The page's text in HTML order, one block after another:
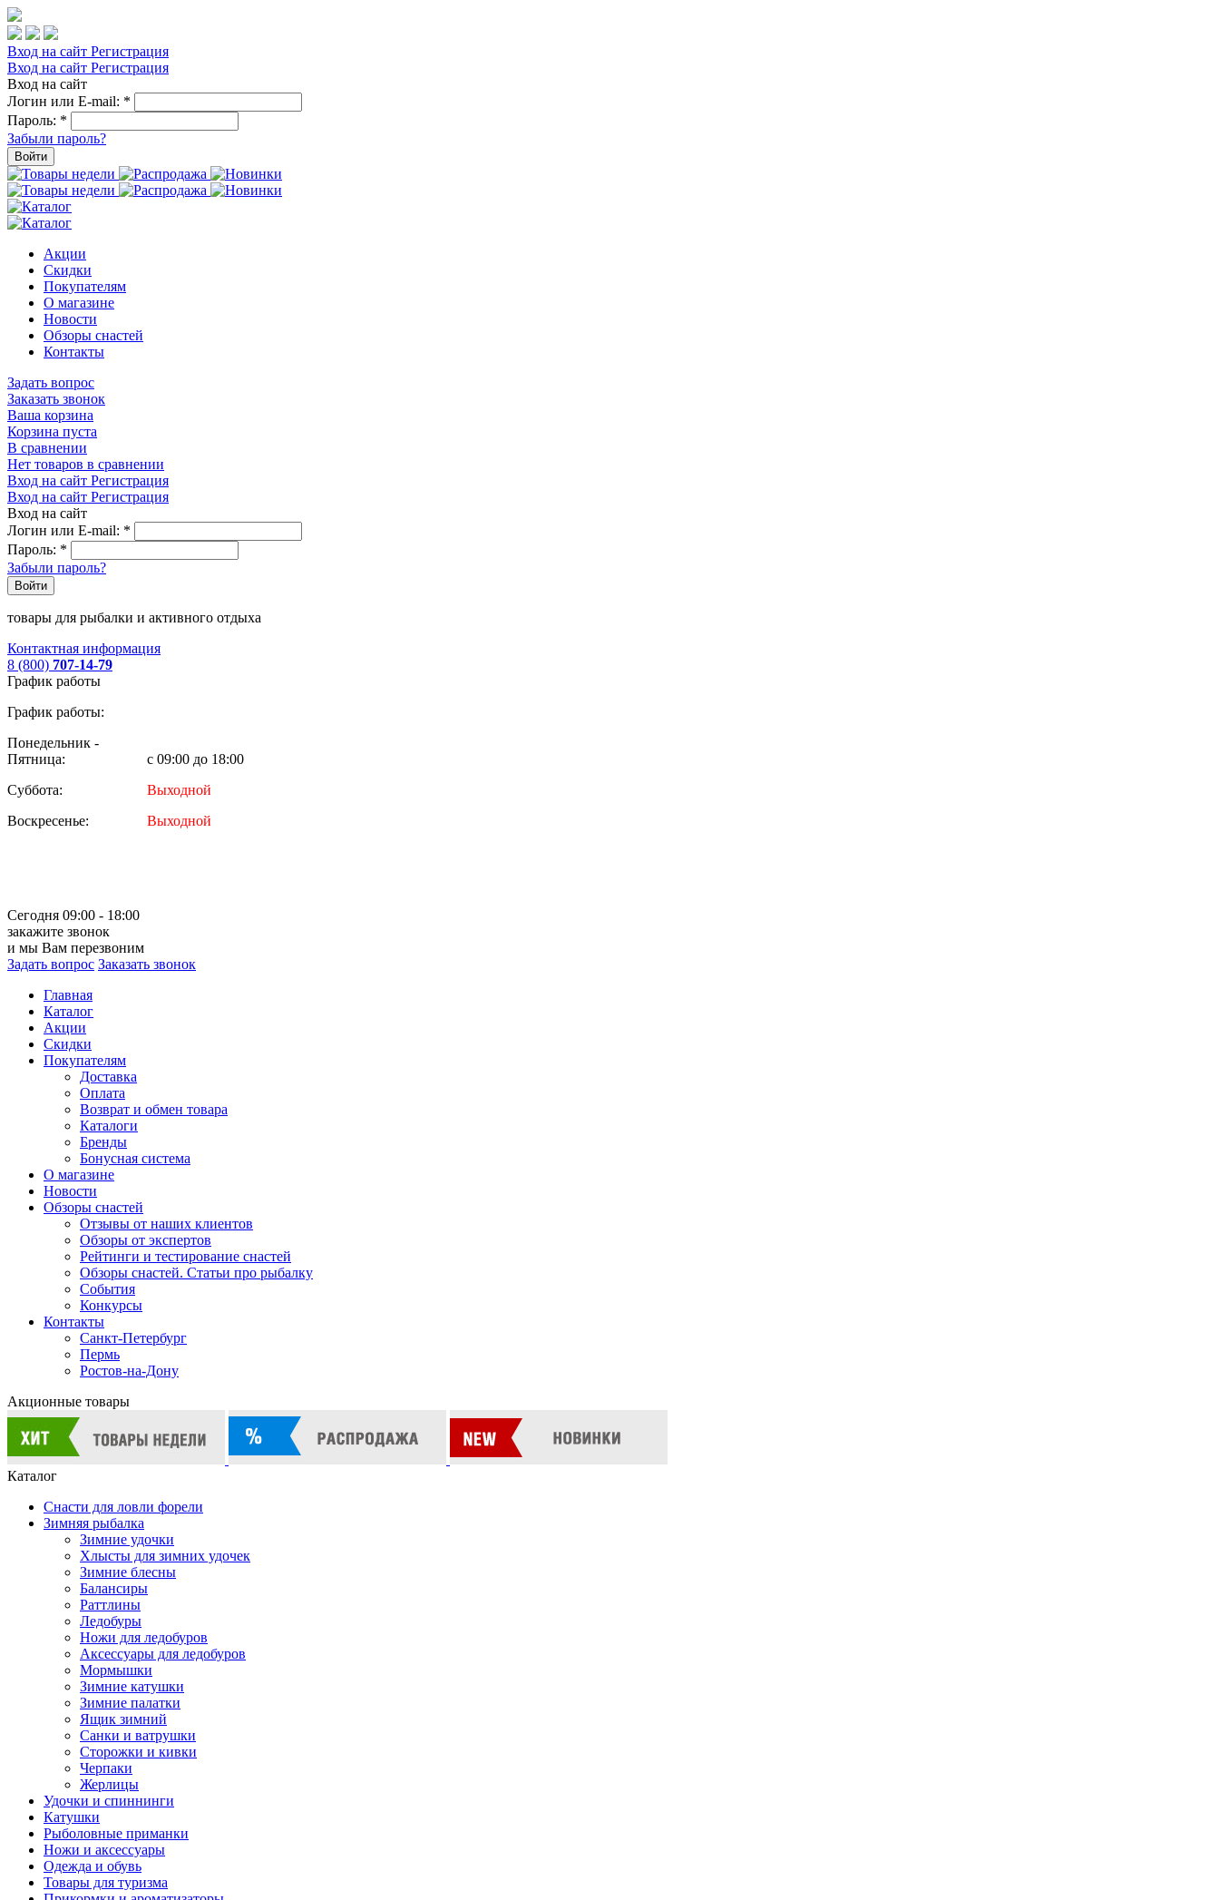
Вход на сайт Регистрация
Вход на сайт Регистрация
Вход на сайт
Логин или E-mail: *
Пароль: *
Забыли пароль?
Войти
Акции
Скидки
Покупателям
О магазине
Новости
Обзоры снастей
Контакты
Задать вопрос
Заказать звонок
Ваша корзина
Корзина пуста
В сравнении
Нет товаров в сравнении
Вход на сайт Регистрация
Вход на сайт Регистрация
Вход на сайт
Логин или E-mail: *
Пароль: *
Забыли пароль?
Войти
товары для рыбалки и активного отдыха
Контактная информация
8 (800) 707-14-79
График работы
График работы:
Понедельник -
Пятница:
с 09:00 до 18:00
Суббота:
Выходной
Воскресенье:
Выходной
Сегодня 09:00 - 18:00
закажите звонок
и мы Вам перезвоним
Задать вопрос Заказать звонок
Главная
Каталог
Акции
Скидки
Покупателям
Доставка
Оплата
Возврат и обмен товара
Каталоги
Бренды
Бонусная система
О магазине
Новости
Обзоры снастей
Отзывы от наших клиентов
Обзоры от экспертов
Рейтинги и тестирование снастей
Обзоры снастей. Статьи про рыбалку
События
Конкурсы
Контакты
Санкт-Петербург
Пермь
Ростов-на-Дону
Акционные товары
Каталог
Снасти для ловли форели
Зимняя рыбалка
Зимние удочки
Хлысты для зимних удочек
Зимние блесны
Балансиры
Раттлины
Ледобуры
Ножи для ледобуров
Аксессуары для ледобуров
Мормышки
Зимние катушки
Зимние палатки
Ящик зимний
Санки и ватрушки
Сторожки и кивки
Черпаки
Жерлицы
Удочки и спиннинги
Катушки
Рыболовные приманки
Ножи и аксессуары
Одежда и обувь
Товары для туризма